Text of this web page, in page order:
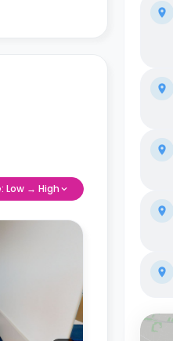
Low → High